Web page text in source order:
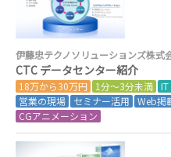
伊藤忠テクノソリューションズ株式
CTC データセンター紹介
18万から30万円 1分～3分未満
営業の現場
セミナー活用 Web掲
CGアニメーション